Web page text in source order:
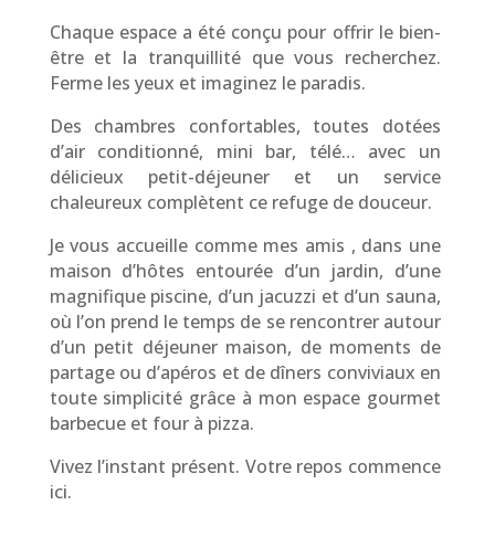
Chaque espace a été conçu pour offrir le bien-
être et la tranquillité que vous recherchez.
Ferme les yeux et imaginez le paradis.
Des chambres confortables, toutes dotées
d’air conditionné, mini bar, télé… avec un
délicieux petit-déjeuner et un service
chaleureux complètent ce refuge de douceur.
Je vous accueille comme mes amis , dans une
maison d’hôtes entourée d’un jardin, d’une
magnifique piscine, d’un jacuzzi et d’un sauna,
où l’on prend le temps de se rencontrer autour
d’un petit déjeuner maison, de moments de
partage ou d’apéros et de dîners conviviaux en
toute simplicité grâce à mon espace gourmet
barbecue et four à pizza.
Vivez l’instant présent. Votre repos commence
ici.